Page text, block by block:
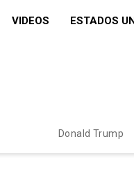
VIDEOS ESTADOS
Donald Trump